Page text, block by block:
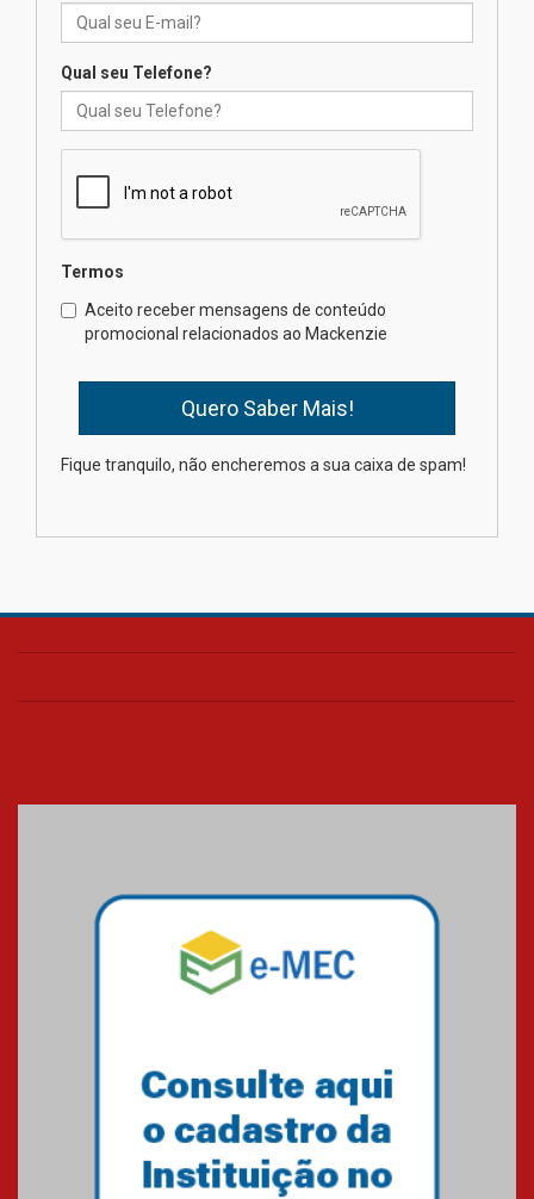
Professora do Mackenzie é
finalista do Prêmio Jabuti com
04.08.2026
internacionais
03.08.2026
Oncologista do HUEM ressalta
importância da prevenção e
diagnóstico precoce do câncer
de pulmão
Qual seu Telefone?
Termos
Aceito receber mensagens de conteúdo
promocional relacionados ao Mackenzie
Fique tranquilo, não encheremos a sua caixa de spam!